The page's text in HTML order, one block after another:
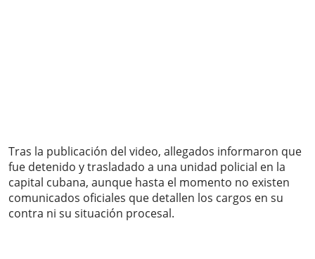
Tras la publicación del video, allegados informaron que
fue detenido y trasladado a una unidad policial en la
capital cubana, aunque hasta el momento no existen
comunicados oficiales que detallen los cargos en su
contra ni su situación procesal.